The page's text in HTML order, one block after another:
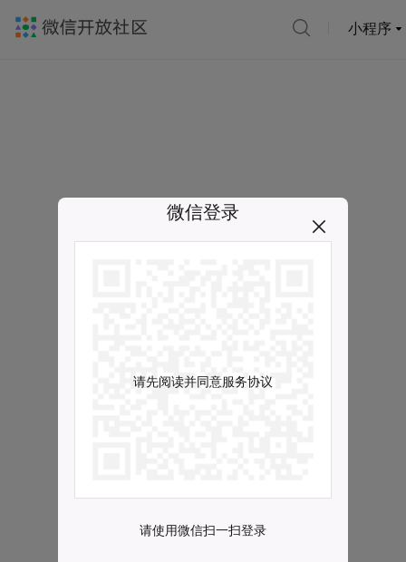
小程序
微信登录
请先阅读并同意服务协议
请使用微信扫一扫登录